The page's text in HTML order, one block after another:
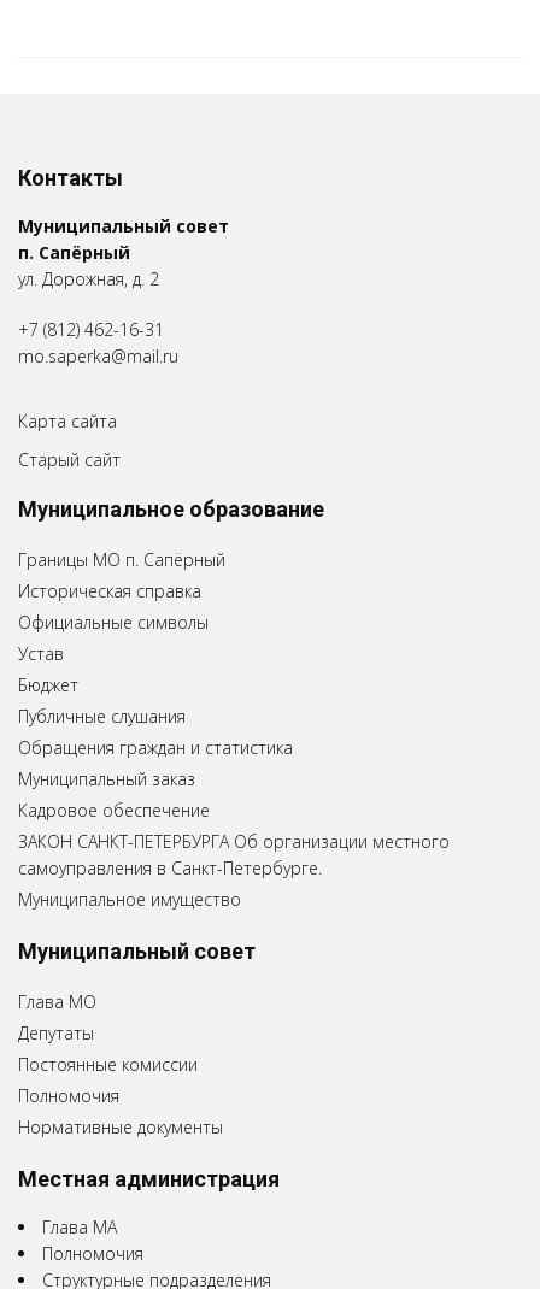
Контакты
Муниципальный совет
п. Сапёрный
ул. Дорожная, д. 2
+7 (812) 462-16-31
mo.saperka@mail.ru
Карта сайта
Старый сайт
Муниципальное образование
Границы МО п. Сапёрный
Историческая справка
Официальные символы
Устав
Бюджет
Публичные слушания
Обращения граждан и статистика
Муниципальный заказ
Кадровое обеспечение
ЗАКОН САНКТ-ПЕТЕРБУРГА Об организации местного
самоуправления в Санкт-Петербурге.
Муниципальное имущество
Муниципальный совет
Глава МО
Депутаты
Постоянные комиссии
Полномочия
Нормативные документы
Местная администрация
Глава МА
Полномочия
Структурные подразделения